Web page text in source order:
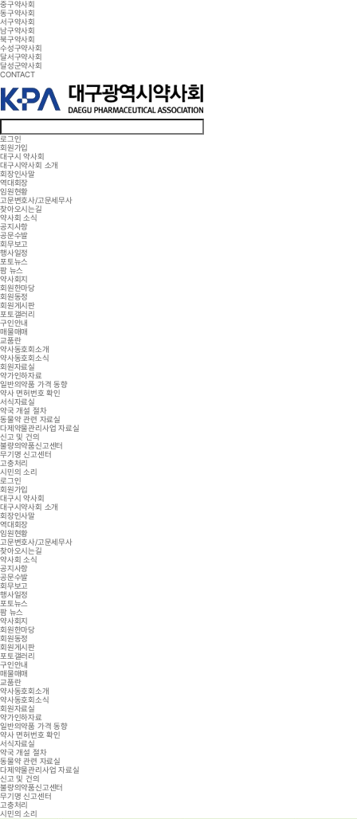
중구약사회
동구약사회
서구약사회
남구약사회
북구약사회
수성구약사회
달서구약사회
달성군약사회
CONTACT
로그인
회원가입
대구시 약사회
대구시약사회 소개
회장인사말
역대회장
임원현황
고문변호사/고문세무사
찾아오시는길
약사회 소식
공지사항
공문수발
회무보고
행사일정
포토뉴스
팜 뉴스
약사회지
회원한마당
회원동정
회원게시판
포토갤러리
구인안내
매물매매
교품란
약사동호회소개
약사동호회소식
회원자료실
약가인하자료
일반의약품 가격 동향
약사 면허번호 확인
서식자료실
약국 개설 절차
동물약 관련 자료실
다제약물관리사업 자료실
신고 및 건의
불량의약품신고센터
무기명 신고센터
고충처리
시민의 소리
로그인
회원가입
대구시 약사회
대구시약사회 소개
회장인사말
역대회장
임원현황
고문변호사/고문세무사
찾아오시는길
약사회 소식
공지사항
공문수발
회무보고
행사일정
포토뉴스
팜 뉴스
약사회지
회원한마당
회원동정
회원게시판
포토갤러리
구인안내
매물매매
교품란
약사동호회소개
약사동호회소식
회원자료실
약가인하자료
일반의약품 가격 동향
약사 면허번호 확인
서식자료실
약국 개설 절차
동물약 관련 자료실
다제약물관리사업 자료실
신고 및 건의
불량의약품신고센터
무기명 신고센터
고충처리
시민의 소리